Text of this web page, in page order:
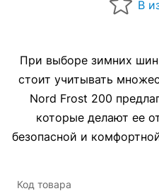
При выборе зимних
стоит учитывать
Nord Frost 200
которые делают ее
безопасной и
Код товара